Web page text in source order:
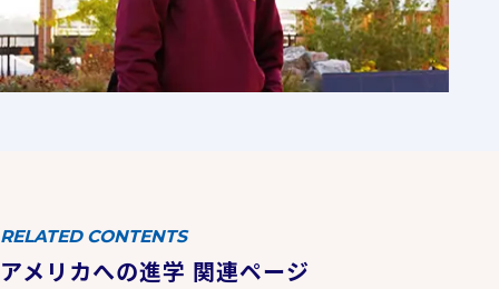
RELATED CONTENTS
アメリカへの進学 関連ページ